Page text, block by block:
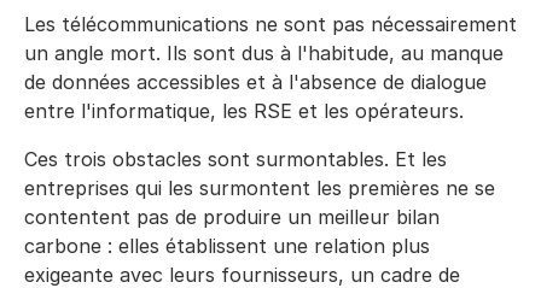
Les télécommunications ne sont pas nécessairement
un angle mort. Ils sont dus à l'habitude, au manque
de données accessibles et à l'absence de dialogue
entre l'informatique, les RSE et les opérateurs.
Ces trois obstacles sont surmontables. Et les
entreprises qui les surmontent les premières ne se
contentent pas de produire un meilleur bilan
carbone : elles établissent une relation plus
exigeante avec leurs fournisseurs, un cadre de